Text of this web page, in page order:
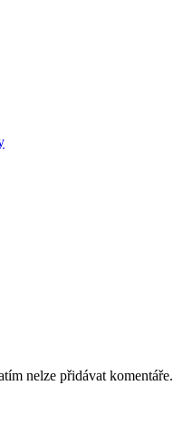
nelze přidávat komentáře.